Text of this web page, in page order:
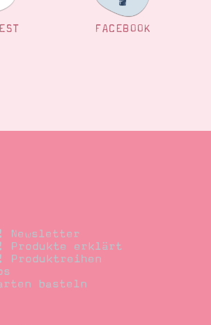
FACEBOOK
Newsletter
Produkte erklärt
Produktreihen
basteln